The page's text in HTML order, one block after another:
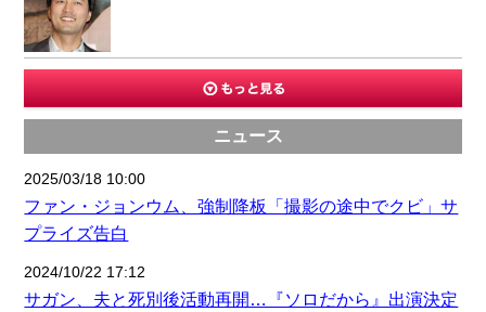
ニュース
2025/03/18 10:00
ファン・ジョンウム、強制降板「撮影の途中でクビ」サ
プライズ告白
2024/10/22 17:12
サガン、夫と死別後活動再開…『ソロだから』出演決定